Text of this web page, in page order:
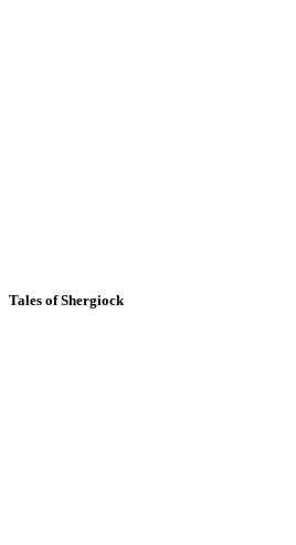
Tales of Shergiock